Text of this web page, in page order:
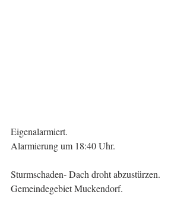
Eigenalarmiert.
Alarmierung um 18:40 Uhr.
Sturmschaden- Dach droht abzustürzen.
Gemeindegebiet Muckendorf.